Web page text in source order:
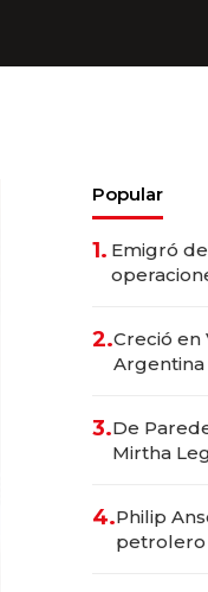
Popular
1. Emigró
2.Creció en
marcas
3.De
Mirtha
4.Philip
petrolero